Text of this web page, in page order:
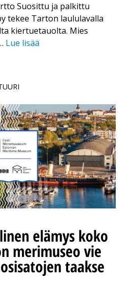
Suosittu ja palkittu
tekee Tarton laululavalla
kiertuetauolta. Mies
Lue lisää
elämys koko
merimuseo vie
taakse